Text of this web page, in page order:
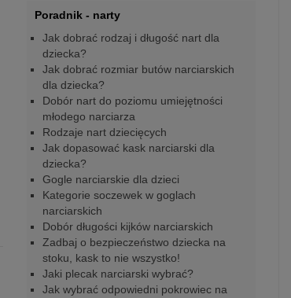
Poradnik - narty
Jak dobrać rodzaj i długość nart dla
dziecka?
Jak dobrać rozmiar butów narciarskich
dla dziecka?
Dobór nart do poziomu umiejętności
młodego narciarza
Rodzaje nart dziecięcych
Jak dopasować kask narciarski dla
dziecka?
Gogle narciarskie dla dzieci
Kategorie soczewek w goglach
narciarskich
Dobór długości kijków narciarskich
Zadbaj o bezpieczeństwo dziecka na
stoku, kask to nie wszystko!
Jaki plecak narciarski wybrać?
Jak wybrać odpowiedni pokrowiec na